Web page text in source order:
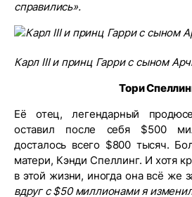
справились».
Карл III и принц Гарри с сыном
Тори
Её отец, легендарный
оставил после себя $500
досталось всего $800 тысяч.
матери, Кэнди Спеллинг. И хотя
в этой жизни, иногда она всё же
вдруг с $50 миллионами я